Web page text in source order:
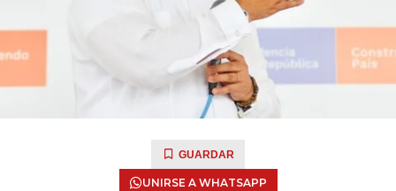
GUARDAR
UNIRSE A WHATSAPP